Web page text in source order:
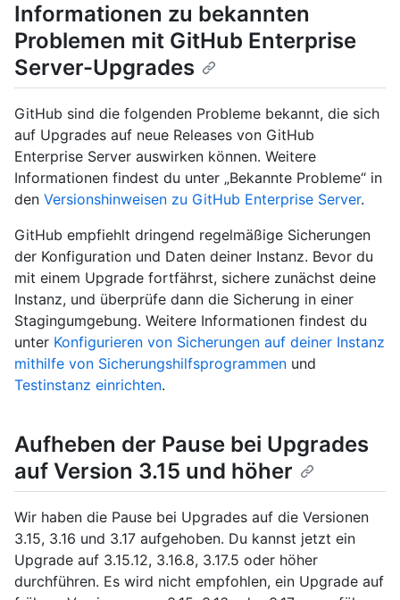
Informationen zu bekannten
Problemen mit GitHub Enterprise
Server-Upgrades
GitHub sind die folgenden Probleme bekannt, die sich
auf Upgrades auf neue Releases von GitHub
Enterprise Server auswirken können. Weitere
Informationen findest du unter „Bekannte Probleme“ in
den Versionshinweisen zu GitHub Enterprise Server.
GitHub empfiehlt dringend regelmäßige Sicherungen
der Konfiguration und Daten deiner Instanz. Bevor du
mit einem Upgrade fortfährst, sichere zunächst deine
Instanz, und überprüfe dann die Sicherung in einer
Stagingumgebung. Weitere Informationen findest du
unter Konfigurieren von Sicherungen auf deiner Instanz
mithilfe von Sicherungshilfsprogrammen und
Testinstanz einrichten.
Aufheben der Pause bei Upgrades
auf Version 3.15 und höher
Wir haben die Pause bei Upgrades auf die Versionen
3.15, 3.16 und 3.17 aufgehoben. Du kannst jetzt ein
Upgrade auf 3.15.12, 3.16.8, 3.17.5 oder höher
durchführen. Es wird nicht empfohlen, ein Upgrade auf